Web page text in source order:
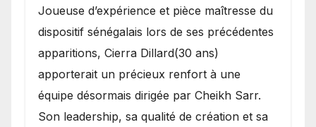
Joueuse d’expérience et pièce maîtresse du
dispositif sénégalais lors de ses précédentes
apparitions, Cierra Dillard(30 ans)
apporterait un précieux renfort à une
équipe désormais dirigée par Cheikh Sarr.
Son leadership, sa qualité de création et sa